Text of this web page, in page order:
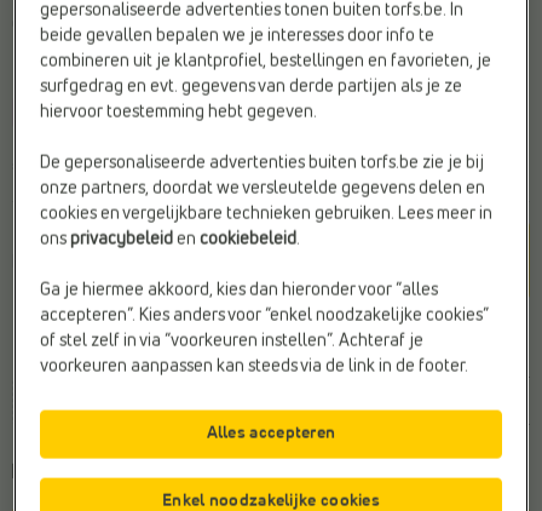
CIENTA
Slip-ons blauw
l prijsje
€ 39,99
Kleur
Maat
Kies een maat om deleveringstermijnte zien
gepersonaliseerde advertenties tonen buiten torfs.be. In
beide gevallen bepalen we je interesses door info te
combineren uit je klantprofiel, bestellingen en favorieten, je
surfgedrag en evt. gegevens van derde partijen als je ze
hiervoor toestemming hebt gegeven.
De gepersonaliseerde advertenties buiten torfs.be zie je bij
onze partners, doordat we versleutelde gegevens delen en
cookies en vergelijkbare technieken gebruiken. Lees meer in
onsprivacybeleid encookiebeleid.
Ga je hiermee akkoord, kies dan hieronder voor “alles
accepteren”. Kies anders voor “enkel noodzakelijke cookies”
of stel zelf in via “voorkeuren instellen”. Achteraf je
voorkeuren aanpassen kan steeds via de link in de footer.
Enkel noodzakelijke cookies
Alles accepteren